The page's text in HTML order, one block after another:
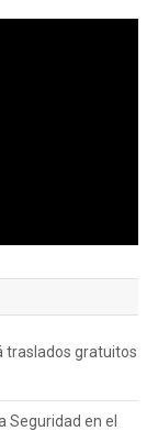
traslados gratuitos
Seguridad en el